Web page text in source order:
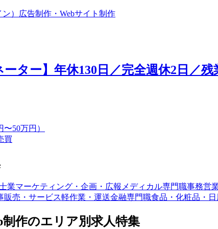
）
広告制作・Webサイト制作
ター】年休130日／完全週休2日／
50万円）
買
業マーケティング・企画・広報 メディカル専門職事務営
販売・サービス軽作業・運送金融専門職食品・化粧品・日
制作のエリア別求人特集